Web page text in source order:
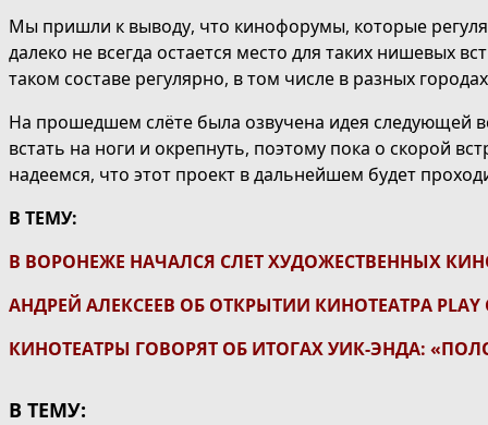
Мы пришли к выводу, что кинофорумы, которые
далеко не всегда остается место для таких нишевых
таком составе регулярно, в том числе в разных
На прошедшем слёте была озвучена идея следующей
встать на ноги и окрепнуть, поэтому пока о скорой
надеемся, что этот проект в дальнейшем будет
В ТЕМУ:
В ВОРОНЕЖЕ НАЧАЛСЯ СЛЕТ ХУДОЖЕСТВЕННЫХ
АНДРЕЙ АЛЕКСЕЕВ ОБ ОТКРЫТИИ КИНОТЕАТРА
КИНОТЕАТРЫ ГОВОРЯТ ОБ ИТОГАХ УИК-ЭНДА:
В ТЕМУ: